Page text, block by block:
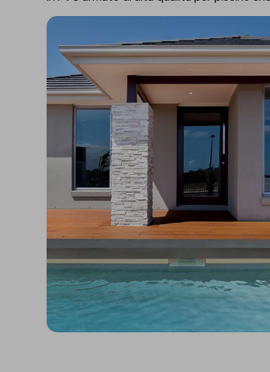
Sigillanti e Adesivi
Sigillanti
Adesivi e Colle
Genio Civile
Membrane
Membrane